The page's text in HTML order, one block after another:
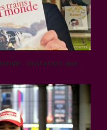
: invitation aux